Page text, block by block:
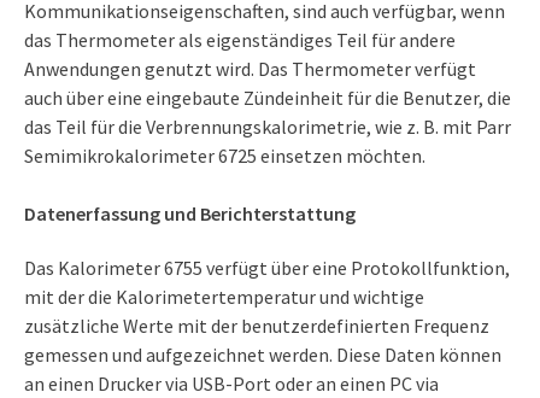
Kommunikationseigenschaften, sind auch verfügbar, wenn
das Thermometer als eigenständiges Teil für andere
Anwendungen genutzt wird. Das Thermometer verfügt
auch über eine eingebaute Zündeinheit für die Benutzer, die
das Teil für die Verbrennungskalorimetrie, wie z. B. mit Parr
Semimikrokalorimeter 6725 einsetzen möchten.
Datenerfassung und Berichterstattung
Das Kalorimeter 6755 verfügt über eine Protokollfunktion,
mit der die Kalorimetertemperatur und wichtige
zusätzliche Werte mit der benutzerdefinierten Frequenz
gemessen und aufgezeichnet werden. Diese Daten können
an einen Drucker via USB-Port oder an einen PC via